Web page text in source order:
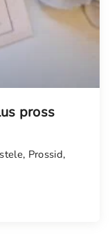
pross
, Prossid,